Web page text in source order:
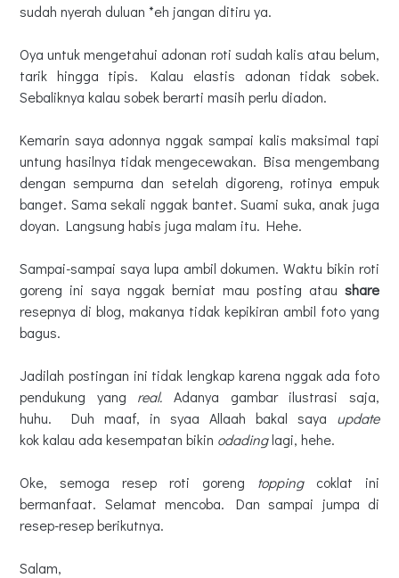
sudah nyerah duluan *eh jangan ditiru ya.
Oya untuk mengetahui adonan roti sudah kalis atau belum,
tarik hingga tipis. Kalau elastis adonan tidak sobek.
Sebaliknya kalau sobek berarti masih perlu diadon.
Kemarin saya adonnya nggak sampai kalis maksimal tapi
untung hasilnya tidak mengecewakan. Bisa mengembang
dengan sempurna dan setelah digoreng, rotinya empuk
banget. Sama sekali nggak bantet. Suami suka, anak juga
doyan. Langsung habis juga malam itu. Hehe.
Sampai-sampai saya lupa ambil dokumen. Waktu bikin roti
goreng ini saya nggak berniat mau posting atau share
resepnya di blog, makanya tidak kepikiran ambil foto yang
bagus.
Jadilah postingan ini tidak lengkap karena nggak ada foto
pendukung yang real. Adanya gambar ilustrasi saja,
huhu.
Duh maaf, in syaa Allaah bakal saya update
kokkalau ada kesempatan bikin odadinglagi, hehe.
Oke, semoga resep roti goreng toppingcoklat ini
bermanfaat. Selamat mencoba. Dan sampai jumpa di
resep-resep berikutnya.
Salam,